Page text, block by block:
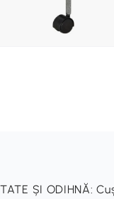
ȘI ODIHNĂ: